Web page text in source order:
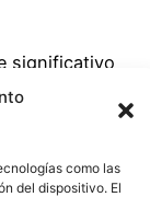
como las
del dispositivo. El
significativo
de las
los